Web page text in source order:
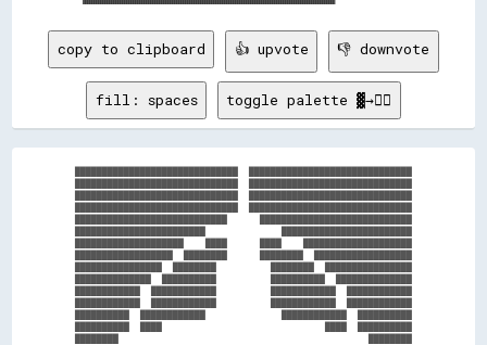
copy to clipboard 👍 upvote 👎 downvote
fill: spaces toggle palette ▓→✊🏽
██████████████████████████████  ██████████████████████████████
██████████████████████████████  ██████████████████████████████
██████████████████████████████  ██████████████████████████████
██████████████████████████████  ██████████████████████████████
████████████████████████████      ████████████████████████████
████████████████████████              ████████████████████████
████████████████████    ████      ████    ████████████████████
██████████████████  ████████      ████████  ██████████████████
████████████████  ████████          ████████  ████████████████
██████████████  ██████████          ██████████  ██████████████
████████████  ████████████          ████████████  ████████████
████████████  ████████████          ████████████  ████████████
██████████  ████████████              ████████████  ██████████
██████████  ████                              ████  ██████████
████████                                              ████████